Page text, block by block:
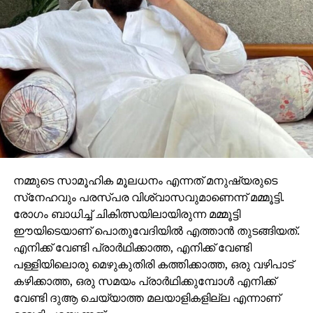
ഔട്ട്‌ലെറ്റുകളുടെ പ്രവര്‍ത്തന സമയം നീട്ടി
നമ്മുടെ സാമൂഹിക മൂലധനം എന്നത് മനുഷ്യരുടെ
സ്‌നേഹവും പരസ്പര വിശ്വാസവുമാണെന്ന് മമ്മൂട്ടി.
രോഗം ബാധിച്ച് ചികിത്സയിലായിരുന്ന മമ്മൂട്ടി
ഈയിടെയാണ് പൊതുവേദിയില്‍ എത്താന്‍ തുടങ്ങിയത്.
എനിക്ക് വേണ്ടി പ്രാര്‍ഥിക്കാത്ത, എനിക്ക് വേണ്ടി
പള്ളിയിലൊരു മെഴുകുതിരി കത്തിക്കാത്ത, ഒരു വഴിപാട്
കഴിക്കാത്ത, ഒരു സമയം പ്രാര്‍ഥിക്കുമ്പോള്‍ എനിക്ക്
വേണ്ടി ദുആ ചെയ്യാത്ത മലയാളികളില്ല എന്നാണ്